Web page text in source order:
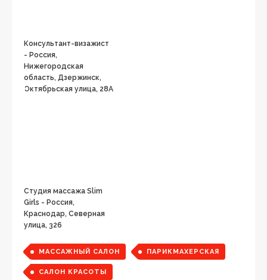
Консультант-визажист
- Россия,
Нижегородская
область, Дзержинск,
Октябрьская улица, 28А
Студия массажа Slim
Girls - Россия,
Краснодар, Северная
улица, 326
МАССАЖНЫЙ САЛОН ПАРИКМАХЕРСКАЯ
САЛОН КРАСОТЫ